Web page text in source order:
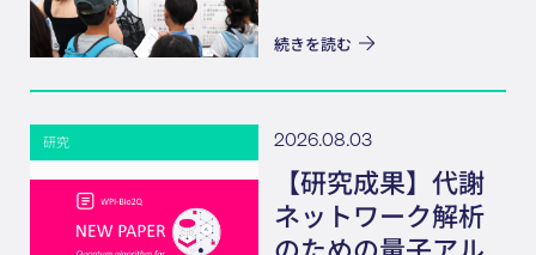
続きを読む
研究 2026.08.03
【研究成果】代謝
ネットワーク解析